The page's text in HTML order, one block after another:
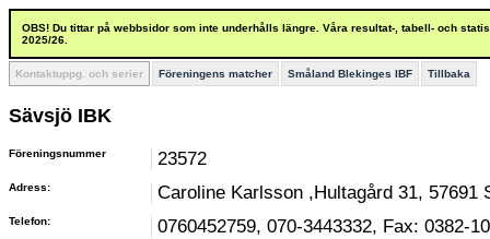
OBS! Du tittar på webbsidor som inte underhålls längre. Våra resultat-, tabell- och
2025/26.
Kontaktuppg. och serier Föreningens matcher Småland Blekinges IBF Tillbaka
Sävsjö IBK
Föreningsnummer 23572
Adress: Caroline Karlsson ,Hultagård 31, 57691
Telefon: 0760452759, 070-3443332, Fax: 0382-